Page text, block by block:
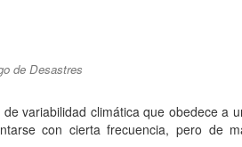
de Desastres
variabilidad climática que obedece a
con cierta frecuencia, pero de